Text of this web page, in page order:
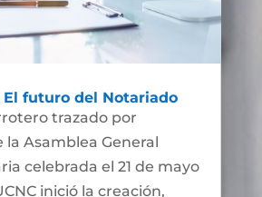
futuro del Notariado
trazado por
Asamblea General
celebrada el 21 de mayo
inició la creación,